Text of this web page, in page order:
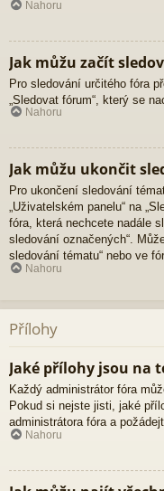
Nahoru
Jak můžu začít
Pro sledování určitého fóra
„Sledovat fórum“, který se
Nahoru
Jak můžu ukončit
Pro ukončení sledování
„Uživatelském panelu“ na
fóra, která nechcete nadále
sledování označených“.
sledování tématu“ nebo ve
Nahoru
Přílohy
Jaké přílohy jsou na
Každý administrátor fóra
Pokud si nejste jisti, jaké
administrátora fóra a
Nahoru